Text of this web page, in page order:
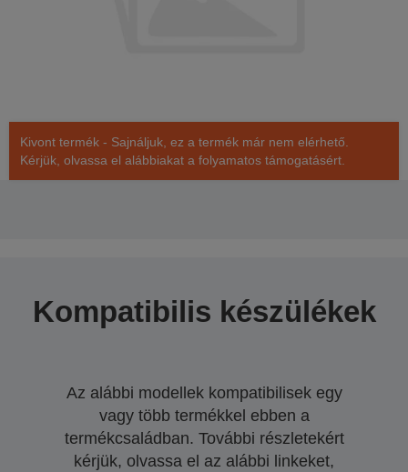
Kivont termék - Sajnáljuk, ez a termék már nem elérhető.
Kérjük, olvassa el alábbiakat a folyamatos támogatásért.
Kompatibilis készülékek
Az alábbi modellek kompatibilisek egy
vagy több termékkel ebben a
termékcsaládban. További részletekért
kérjük, olvassa el az alábbi linkeket,